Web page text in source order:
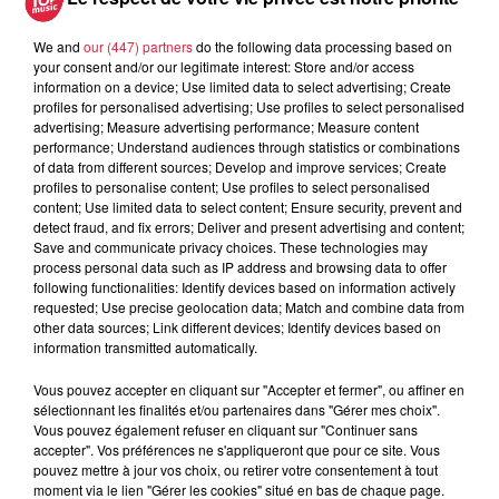
5 août 2026
Europa-Park : des précisons sur
l’après Euro-Mir
Dans la même série
vendredi 21 mars
La minute sport en Alsace avec Top Music
We and our (447) partnersdo the following data processing based on
your consent and/or our legitimate interest: Store and/or access
information on a device; Use limited data to select advertising; Create
profiles for personalised advertising; Use profiles to select personalised
advertising; Measure advertising performance; Measure content
performance; Understand audiences through statistics or combinations
of data from different sources; Develop and improve services; Create
profiles to personalise content; Use profiles to select personalised
content; Use limited data to select content; Ensure security, prevent and
detect fraud, and fix errors; Deliver and present advertising and content;
Save and communicate privacy choices. These technologies may
process personal data such as IP address and browsing data to offer
following functionalities: Identify devices based on information actively
requested; Use precise geolocation data; Match and combine data from
other data sources; Link different devices; Identify devices based on
information transmitted automatically.
Vous pouvez accepter en cliquant sur "Accepter et fermer", ou affiner en
sélectionnant les finalités et/ou partenaires dans "Gérer mes choix".
Vous pouvez également refuser en cliquant sur "Continuer sans
accepter". Vos préférences ne s'appliqueront que pour ce site. Vous
pouvez mettre à jour vos choix, ou retirer votre consentement à tout
moment via le lien "Gérer les cookies" situé en bas de chaque page.